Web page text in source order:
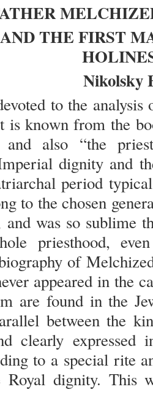
THE FIRST
Nikolsky
to the
is known from the
also “the
dignity and
period
to the chosen
was so sublime
priesthood,
of
appeared in the
are found in the
between the
clearly expressed
to a special rite
dignity. This